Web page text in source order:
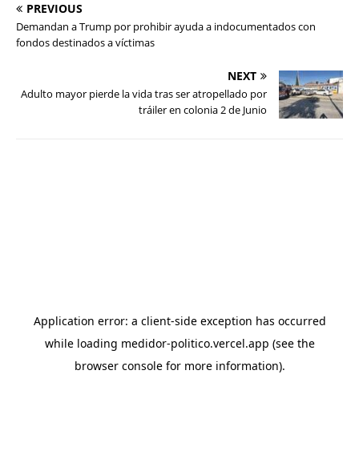
PREVIOUS
Demandan a Trump por prohibir ayuda a indocumentados con
fondos destinados a víctimas
NEXT
Adulto mayor pierde la vida tras ser atropellado por
tráiler en colonia 2 de Junio